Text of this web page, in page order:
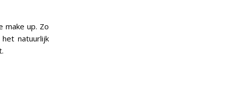
up. Zo
natuurlijk